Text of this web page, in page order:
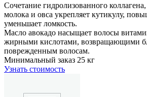
Сочетание гидролизованного
молока и овса укрепляет кутикулу,
уменьшает ломкость.
Масло авокадо насыщает волосы
жирными кислотами, возвращающими
поврежденным волосам.
Минимальный заказ 25 кг
Узнать стоимость